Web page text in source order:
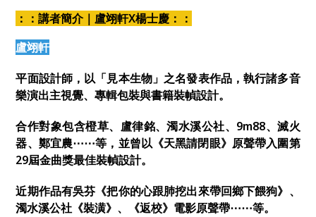
：：講者簡介｜盧翊軒X楊士慶：：
盧翊軒
平面設計師，以「見本生物」之名發表作品，執行諸多音
樂演出主視覺、專輯包裝與書籍裝幀設計。
合作對象包含橙草、盧律銘、濁水溪公社、9m88、滅火
器、鄭宜農⋯⋯等，並曾以《天黑請閉眼》原聲帶入圍第
29屆金曲獎最佳裝幀設計。
近期作品有吳芬《把你的心跟肺挖出來帶回鄉下餵狗》、
濁水溪公社《裝潢》、《返校》電影原聲帶⋯⋯等。